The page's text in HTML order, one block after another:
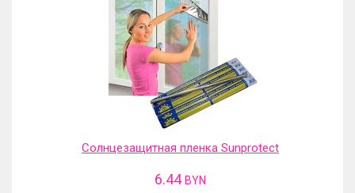
Солнцезащитная пленка Sunprotect
6.44 BYN